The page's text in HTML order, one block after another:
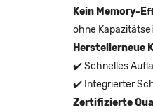
Kein Memory-
ohne
Herstellerneue
✔️ Schnelles
✔️ Integrierter
Zertifizierte